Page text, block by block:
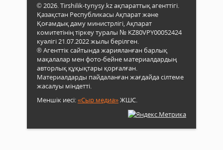
© 2026. Tirshilik-tynysy.kz ақпараттық агенттігі.
Қазақстан Республикасы Ақпарат және
Қоғамдық даму министрлігі, Ақпарат
комитетінің тіркеу туралы № KZ80VPY00052424
куәлігі 21.07.2022 жылы берілген.
® Агенттік сайтында жарияланған барлық
мақалалар мен фото-бейне материалдардың
авторлық құқықтары қорғалған.
Материалдарды пайдаланған жағдайда сілтеме
жасалуы міндетті.
Меншік иесі:«Сыр медиа»ЖШС.